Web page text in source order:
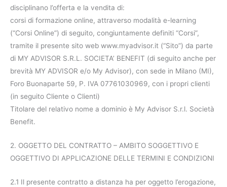
disciplinano l’offerta e la vendita di:
corsi di formazione online, attraverso modalità e-learning
(“Corsi Online”) di seguito, congiuntamente definiti “Corsi”,
tramite il presente sito web www.myadvisor.it (“Sito”) da parte
di MY ADVISOR S.R.L. SOCIETA’ BENEFIT (di seguito anche per
brevità MY ADVISOR e/o My Advisor), con sede in Milano (MI),
Foro Buonaparte 59, P. IVA 07761030969, con i propri clienti
(in seguito Cliente o Clienti)
Titolare del relativo nome a dominio è My Advisor S.r.l. Società
Benefit.
2. OGGETTO DEL CONTRATTO – AMBITO SOGGETTIVO E
OGGETTIVO DI APPLICAZIONE DELLE TERMINI E CONDIZIONI
2.1 Il presente contratto a distanza ha per oggetto l’erogazione,